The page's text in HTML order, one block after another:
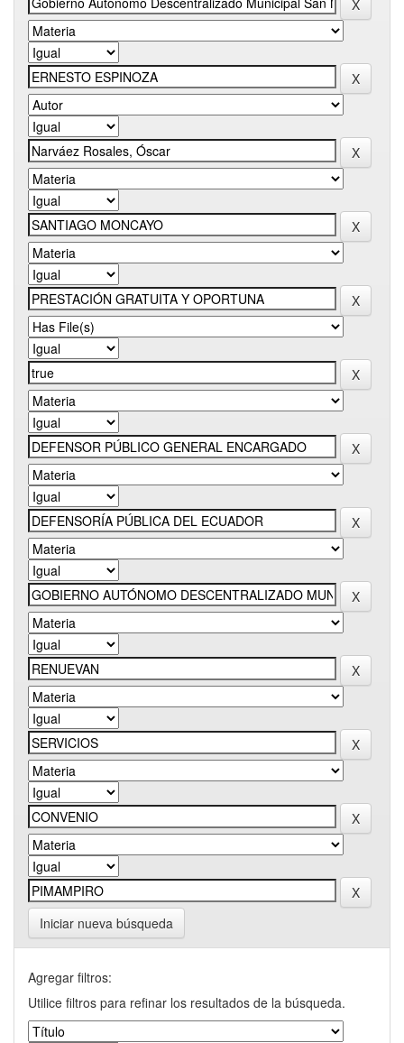
Iniciar nueva búsqueda
Agregar filtros:
Utilice filtros para refinar los resultados de la búsqueda.